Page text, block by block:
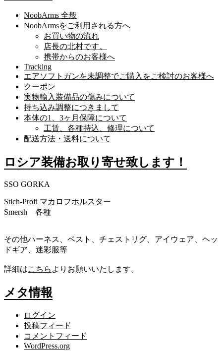
NoobArms 全般
NoobArmsをご利用される方へ
お買い物の流れ
店長の北村です。
携帯からのお客様へ
Tracking
エアソフトガンを未調整でご購入をご検討のお客様へ
クーポン
実物輸入装備品の傷みについて
持ち込み調整につきまして
本体の1、3ヶ月保障について
工賃、各種持込、修理について
配送方法・送料について
ロシア装備お取り寄せ致します！
SSO GORKA
Stich-Profi マカロフホルスター
Smersh 各種
その他ハーネス、ベスト、チェストリグ、アイウェア、ヘッ
ドギア、迷彩服等
詳細はこちら よりお願いいたします。
メタ情報
ログイン
投稿フィード
コメントフィード
WordPress.org